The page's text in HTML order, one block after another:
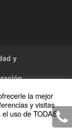
y
la mejor
y visitas
uso de TODAS